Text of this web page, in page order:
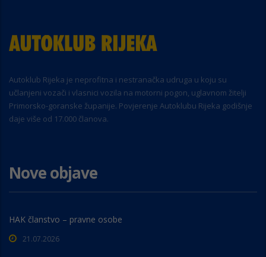
Autoklub Rijeka je neprofitna i nestranačka udruga u koju su
učlanjeni vozači i vlasnici vozila na motorni pogon, uglavnom žitelji
Primorsko-goranske županije. Povjerenje Autoklubu Rijeka godišnje
daje više od 17.000 članova.
Nove objave
HAK članstvo – pravne osobe
21.07.2026